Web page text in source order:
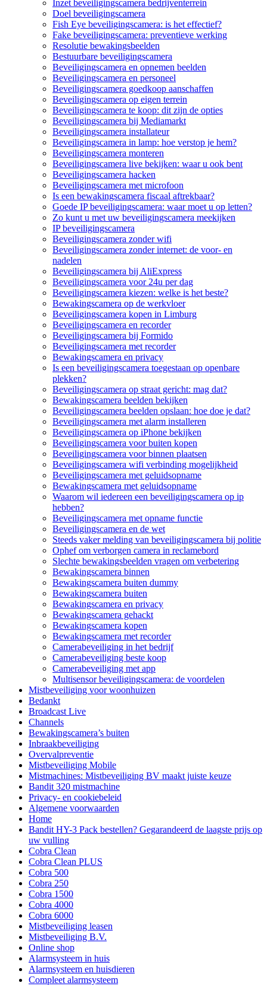
Inzet beveiligingscamera bedrijventerrein
Doel beveiligingscamera
Fish Eye beveiligingscamera: is het effectief?
Fake beveiligingscamera: preventieve werking
Resolutie bewakingsbeelden
Bestuurbare beveiligingscamera
Beveiligingscamera en opnemen beelden
Beveiligingscamera en personeel
Beveiligingscamera goedkoop aanschaffen
Beveiligingscamera op eigen terrein
Beveiligingscamera te koop: dit zijn de opties
Beveiligingscamera bij Mediamarkt
Beveiligingscamera installateur
Beveiligingscamera in lamp: hoe verstop je hem?
Beveiligingscamera monteren
Beveiligingscamera live bekijken: waar u ook bent
Beveiligingscamera hacken
Beveiligingscamera met microfoon
Is een bewakingscamera fiscaal aftrekbaar?
Goede IP beveiligingscamera: waar moet u op letten?
Zo kunt u met uw beveiligingscamera meekijken
IP beveiligingscamera
Beveiligingscamera zonder wifi
Beveiligingscamera zonder internet: de voor- en
nadelen
Beveiligingscamera bij AliExpress
Beveiligingscamera voor 24u per dag
Beveiligingscamera kiezen: welke is het beste?
Bewakingscamera op de werkvloer
Beveiligingscamera kopen in Limburg
Beveiligingscamera en recorder
Beveiligingscamera bij Formido
Beveiligingscamera met recorder
Bewakingscamera en privacy
Is een beveiligingscamera toegestaan op openbare
plekken?
Beveiligingscamera op straat gericht: mag dat?
Bewakingscamera beelden bekijken
Beveiligingscamera beelden opslaan: hoe doe je dat?
Beveiligingscamera met alarm installeren
Beveiligingscamera op iPhone bekijken
Beveiligingscamera voor buiten kopen
Beveiligingscamera voor binnen plaatsen
Beveiligingscamera wifi verbinding mogelijkheid
Beveiligingscamera met geluidsopname
Bewakingscamera met geluidsopname
Waarom wil iedereen een beveiligingscamera op ip
hebben?
Beveiligingscamera met opname functie
Beveiligingscamera en de wet
Steeds vaker melding van beveiligingscamera bij politie
Ophef om verborgen camera in reclamebord
Slechte bewakingsbeelden vragen om verbetering
Bewakingscamera binnen
Bewakingscamera buiten dummy
Bewakingscamera buiten
Bewakingscamera en privacy
Bewakingscamera gehackt
Bewakingscamera kopen
Bewakingscamera met recorder
Camerabeveiliging in het bedrijf
Camerabeveiliging beste koop
Camerabeveiliging met app
Multisensor beveiligingscamera: de voordelen
Mistbeveiliging voor woonhuizen
Bedankt
Broadcast Live
Channels
Bewakingscamera’s buiten
Inbraakbeveiliging
Overvalpreventie
Mistbeveiliging Mobile
Mistmachines: Mistbeveiliging BV maakt juiste keuze
Bandit 320 mistmachine
Privacy- en cookiebeleid
Algemene voorwaarden
Home
Bandit HY-3 Pack bestellen? Gegarandeerd de laagste prijs op
uw vulling
Cobra Clean
Cobra Clean PLUS
Cobra 500
Cobra 250
Cobra 1500
Cobra 4000
Cobra 6000
Mistbeveiliging leasen
Mistbeveiliging B.V.
Online shop
Alarmsysteem in huis
Alarmsysteem en huisdieren
Compleet alarmsysteem